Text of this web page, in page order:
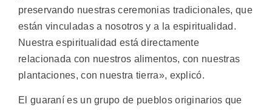
preservando nuestras ceremonias tradicionales, que
están vinculadas a nosotros y a la espiritualidad.
Nuestra espiritualidad está directamente
relacionada con nuestros alimentos, con nuestras
plantaciones, con nuestra tierra», explicó.
El guaraní es un grupo de pueblos originarios que